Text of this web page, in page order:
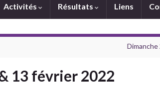
Activités Résultats Liens
13 février 2022